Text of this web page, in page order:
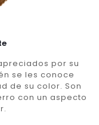
por su
se les conoce
de su color. Son
con un aspecto